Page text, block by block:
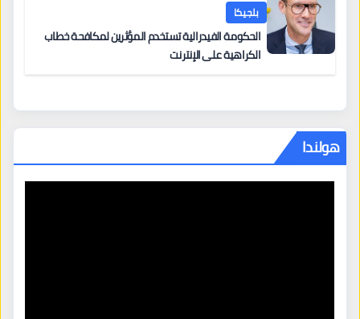
بلجيكا
الحكومة الفيدرالية تستخدم المؤثرين لمكافحة خطاب
الكراهية على الإنترنت
هولندا